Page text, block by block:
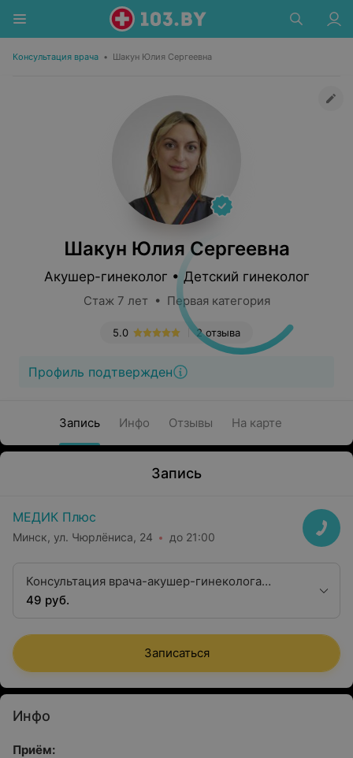
Консультация врача • Шакун Юлия Сергеевна
Шакун Юлия Сергеевна
Акушер-гинеколог • Детский гинеколог
Стаж 7 лет • Первая категория
2 отзыва
5.0
Профиль подтвержден
Запись Инфо Отзывы На карте
Запись
МЕДИК Плюс
Минск, ул. Чюрлёниса, 24 до 21:00
Консультация врача-акушер-гинеколога
второй квалификационной категории
49 руб.
Записаться
Инфо
Приём: